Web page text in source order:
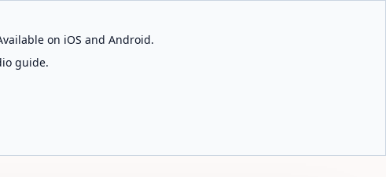
on iOS and Android.
guide.